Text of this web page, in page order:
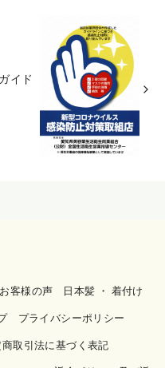
イド
お客様の声 日本髪 ・ 着付け
プライバシーポリシー
商取引法に基づく表記